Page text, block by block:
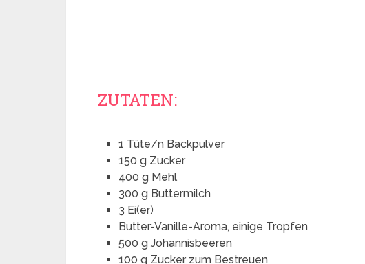
ZUTATEN:
1 Tüte/n Backpulver
150 g Zucker
400 g Mehl
300 g Buttermilch
3 Ei(er)
Butter-Vanille-Aroma, einige Tropfen
500 g Johannisbeeren
100 g Zucker zum Bestreuen